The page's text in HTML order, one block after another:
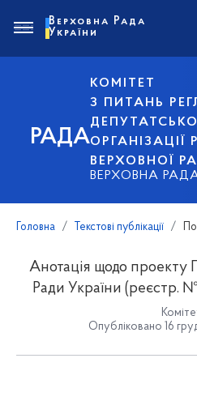
РАДА
КОМІТЕТ
З ПИТАНЬ
ОРГАНІЗАЦІЇ
ВЕРХОВНОЇ
ВЕРХОВНА
Верховна Рада
України
Головна Текстові публікації
Анотація щодо проекту
Ради України (реєстр. №
Опубліковано 16